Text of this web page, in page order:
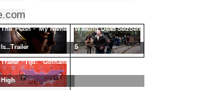
The Flash - My Name
Is...Trailer
Walking Dead Seizoen
5
Trailer Tijd: Gotham
High